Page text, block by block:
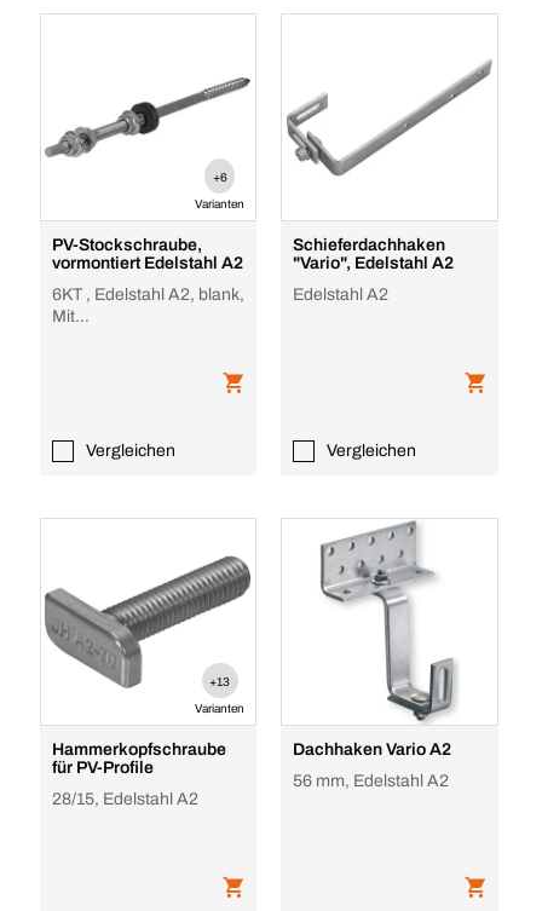
+6
Varianten
PV-Stockschraube,
vormontiert Edelstahl A2
6KT , Edelstahl A2, blank,
Mit
Vergleichen
Schieferdachhaken
"Vario", Edelstahl A2
Edelstahl A2
Vergleichen
+13
Varianten
Hammerkopfschraube
für PV-Profile
28/15, Edelstahl A2
Dachhaken Vario A2
56 mm, Edelstahl A2